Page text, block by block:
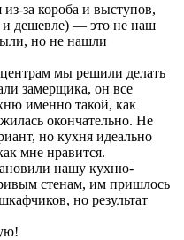
за короба и выступов,
и дешевле) — это не наш
но не нашли
мы решили делать
замерщика, он все
именно такой, как
окончательно. Не
но кухня идеально
мне нравится.
нашу кухню-
стенам, им пришлось
но результат